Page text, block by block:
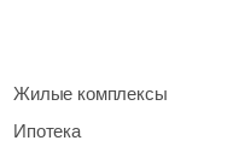
Жилые комплексы
Ипотека